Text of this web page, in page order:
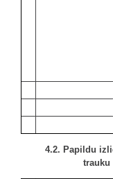
4.2. Papildu
trauku